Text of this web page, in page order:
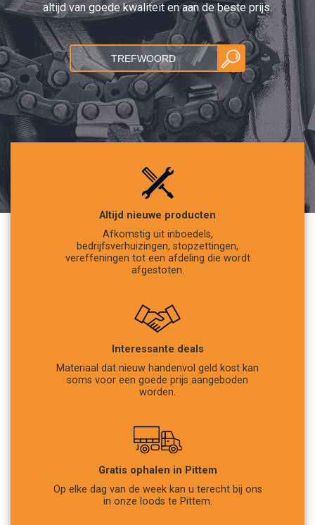
altijd van goede kwaliteit en aan de beste prijs.
Altijd nieuwe producten
Afkomstig uit inboedels,
bedrijfsverhuizingen, stopzettingen,
vereffeningen tot een afdeling die wordt
afgestoten.
Interessante deals
Materiaal dat nieuw handenvol geld kost kan
soms voor een goede prijs aangeboden
worden.
Gratis ophalen in Pittem
Op elke dag van de week kan u terecht bij ons
in onze loods te Pittem.